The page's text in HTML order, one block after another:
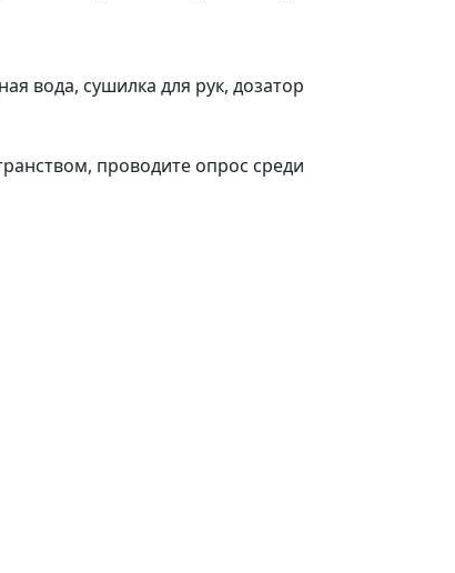
вода, сушилка для рук, дозатор
проводите опрос среди